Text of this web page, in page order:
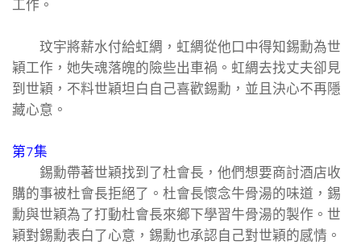
工作。
玟宇將薪水付給虹綢，虹綢從他口中得知錫勳為世
穎工作，她失魂落魄的險些出車禍。虹綢去找丈夫卻見
到世穎，不料世穎坦白自己喜歡錫勳，並且決心不再隱
藏心意。
第7集
錫勳帶著世穎找到了杜會長，他們想要商討酒店收
購的事被杜會長拒絕了。杜會長懷念牛骨湯的味道，錫
勳與世穎為了打動杜會長來鄉下學習牛骨湯的製作。世
穎對錫勳表白了心意，錫勳也承認自己對世穎的感情。